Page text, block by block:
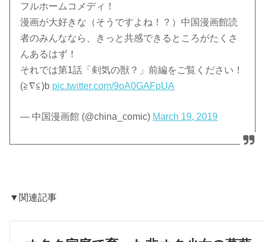
フルホームコメディ！
漫画が大好きな（そうですよね！？）中国漫画館読
者のみんななら、きっと共感できるところがたくさ
んあるはず！
それでは第1話「剣気の獣？」前編をご覧ください！
(≧∇≦)b pic.twitter.com/9oA0GAFpUA
— 中国漫画館 (@china_comic) March 19, 2019
▼関連記事